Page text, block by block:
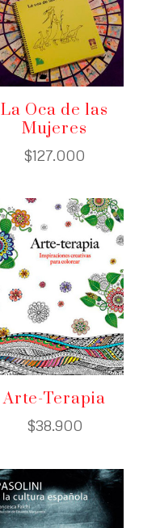
La Oca de las
Mujeres
$127.000
Arte-Terapia
$38.900